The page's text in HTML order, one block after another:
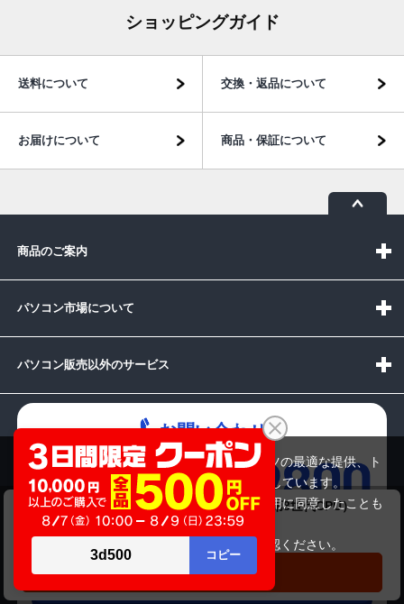
Dynabook（旧東芝）dynabook B55/ER（第8世代CPU）
商品価格 34,800円
カートに入れる
ショッピングガイド
送料について 交換・返品について
お届けについて 商品・保証について
商品のご案内
パソコン市場について
パソコン販売以外のサービス
お問い合わせ
受付時間：10:00~19:00(休業:日曜日)
メールでの
当サイトでは利用体験の向上およびコンテンツの最適な提供、ト
ラフィックの分析を目的としてCookieを使用しています。
サイトの閲覧を継続された場合、Cookieの利用に同意したことも
のといたします。
をご確認ください。
承諾する